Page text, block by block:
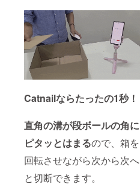
Catnailならたったの1秒！
直角の溝が段ボールの角に
ピタッとはまるので、箱を
回転させながら次から次へ
と切断できます。